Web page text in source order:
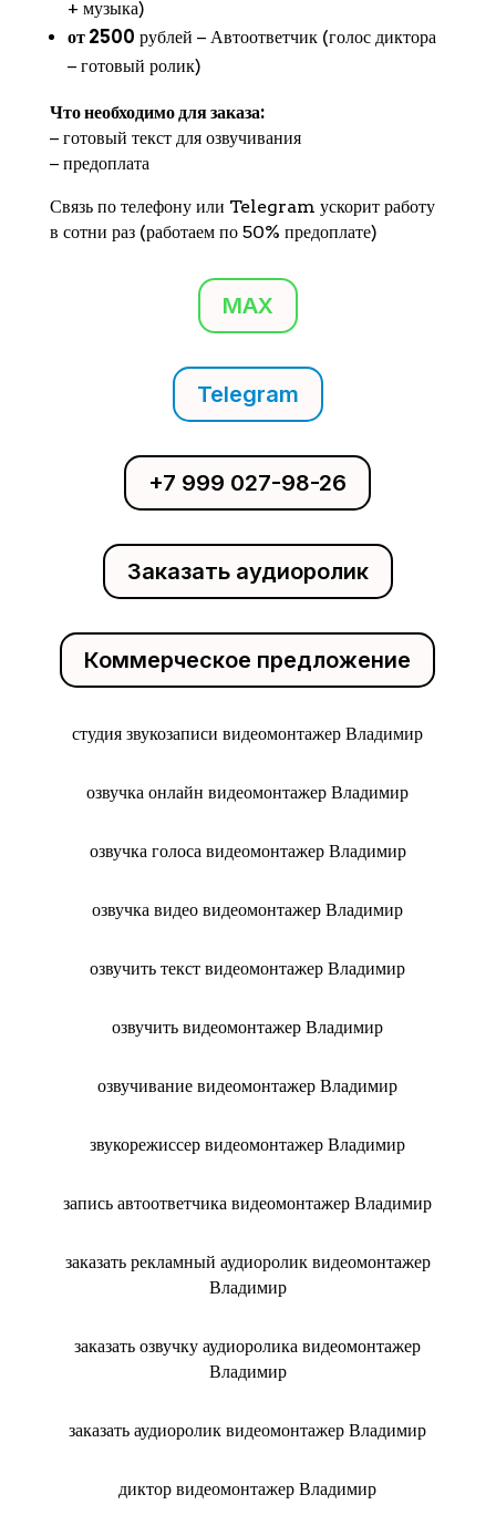
+ музыка)
от 2500 рублей − Автоответчик (голос диктора
− готовый ролик)
Что необходимо для заказа:
− готовый текст для озвучивания
− предоплата
Связь по телефону или Telegram ускорит работу
в сотни раз (работаем по 50% предоплате)
MAX
Telegram
+7 999 027-98-26
Заказать аудиоролик
Коммерческое предложение
студия звукозаписи видеомонтажер Владимир
озвучка онлайн видеомонтажер Владимир
озвучка голоса видеомонтажер Владимир
озвучка видео видеомонтажер Владимир
озвучить текст видеомонтажер Владимир
озвучить видеомонтажер Владимир
озвучивание видеомонтажер Владимир
звукорежиссер видеомонтажер Владимир
запись автоответчика видеомонтажер Владимир
заказать рекламный аудиоролик видеомонтажер
Владимир
заказать озвучку аудиоролика видеомонтажер
Владимир
заказать аудиоролик видеомонтажер Владимир
диктор видеомонтажер Владимир